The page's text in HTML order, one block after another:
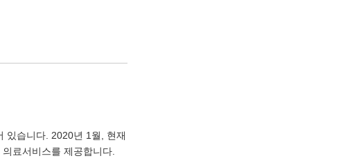
있습니다. 2020년 1월, 현재
료서비스를 제공합니다.